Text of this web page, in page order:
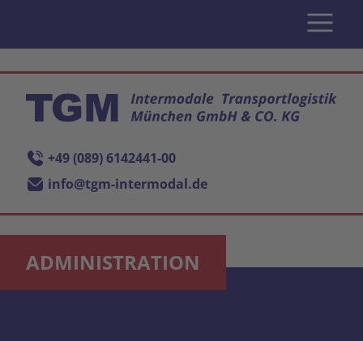
+49 (089) 6142441-00
info@tgm-intermodal.de
ADMINISTRATION